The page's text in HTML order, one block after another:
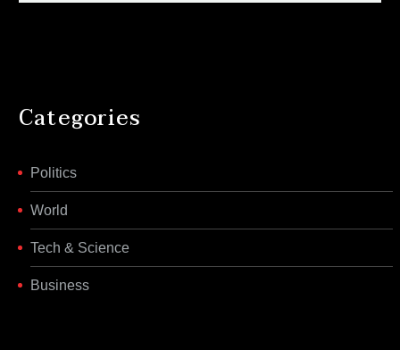
Categories
Politics
World
Tech & Science
Business